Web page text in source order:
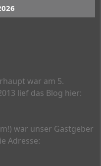
war am 5.
lief das Blog hier:
war unser Gastgeber
Adresse: